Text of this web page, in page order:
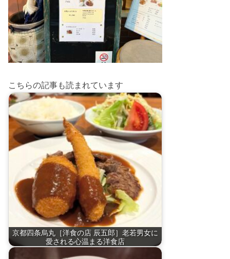
こちらの記事も読まれています
京都四条烏丸［洋食の店 辰五郎］老若男女に
愛される心温まる洋食店